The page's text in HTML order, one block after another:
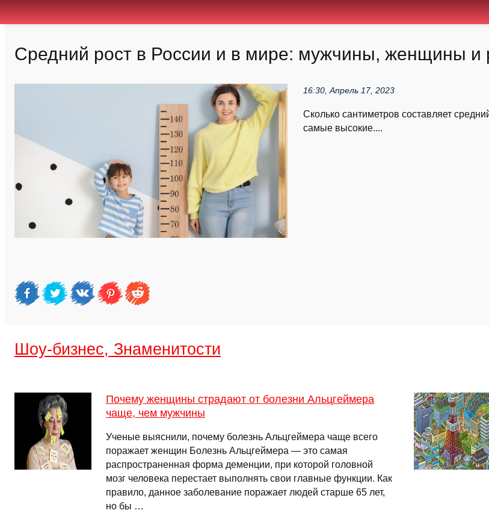
Средний рост в России и в мире: мужчины, женщины и
16:30, Апрель 17, 2023
Сколько сантиметров составляет
самые высокие....
Шоу-бизнес, Знаменитости
Почему женщины страдают от болезни Альцгеймера
чаще, чем мужчины
Ученые выяснили, почему болезнь Альцгеймера чаще всего
поражает женщин Болезнь Альцгеймера — это самая
распространенная форма деменции, при которой головной
мозг человека перестает выполнять свои главные функции. Как
правило, данное заболевание поражает людей старше 65 лет,
но бы …